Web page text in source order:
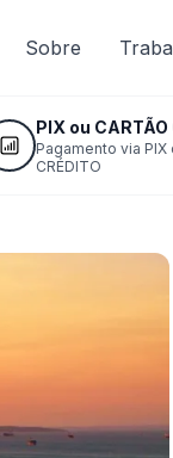
Sobre
PIX ou CARTÃO
Pagamento via PIX
CRÉDITO